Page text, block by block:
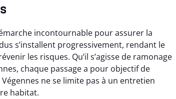
incontournable pour assurer la
s’installent progressivement, rendant le
les risques. Qu’il s’agisse de ramonage
chaque passage a pour objectif de
ne se limite pas à un entretien
habitat.